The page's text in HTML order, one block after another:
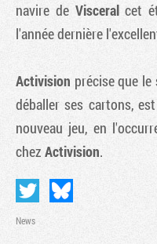
navire de Visceralcet
l'année dernière
Activision précise que
déballer ses cartons,
nouveau jeu, en
chez Activision.
News